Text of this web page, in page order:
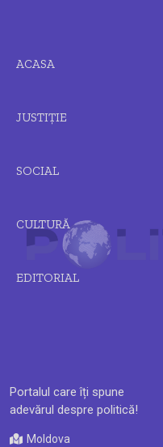
Portalul care îți spune
adevărul despre politică!
Moldova
ACASA
JUSTIȚIE
SOCIAL
CULTURĂ
EDITORIAL